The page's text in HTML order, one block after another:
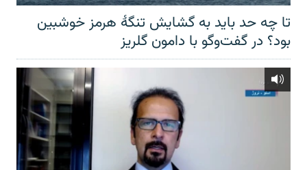
تا چه حد باید به گشایش تنگهٔ هرمز خوشبین
بود؟ در گفت‌وگو با دامون گلریز